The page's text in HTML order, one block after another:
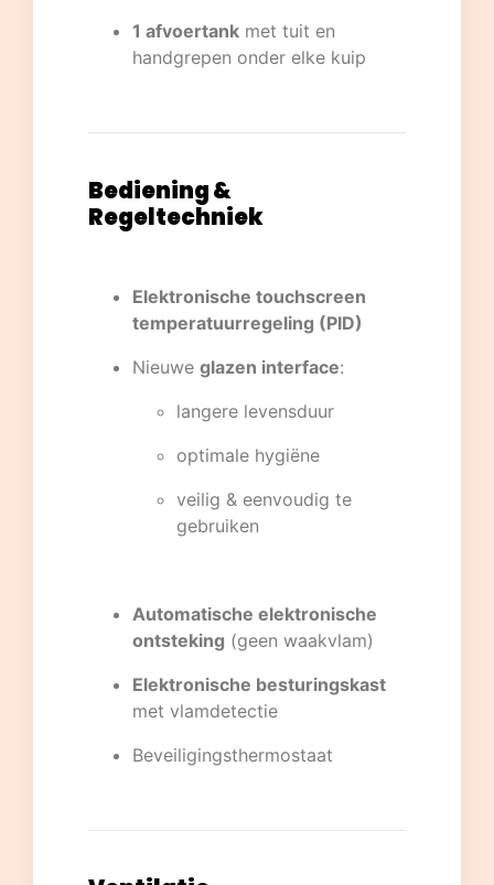
1 afvoertank met tuit en
handgrepen onder elke kuip
Bediening &
Regeltechniek
Elektronische touchscreen
temperatuurregeling (PID)
Nieuwe glazen interface:
langere levensduur
optimale hygiëne
veilig & eenvoudig te
gebruiken
Automatische elektronische
ontsteking (geen waakvlam)
Elektronische besturingskast
met vlamdetectie
Beveiligingsthermostaat